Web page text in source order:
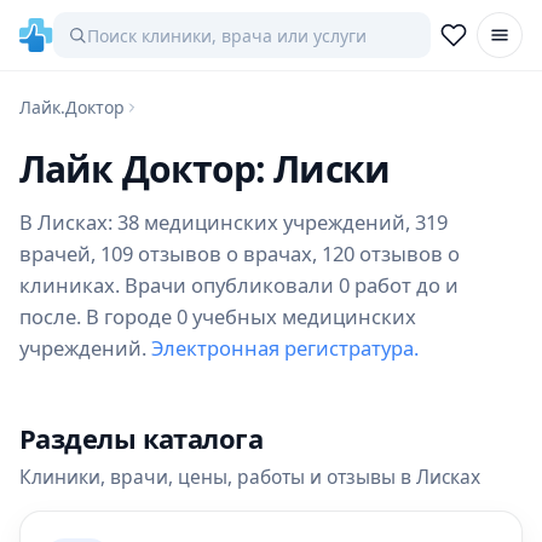
Лайк.Доктор
Лайк Доктор: Лиски
В Лисках: 38 медицинских учреждений, 319
врачей, 109 отзывов о врачах, 120 отзывов о
клиниках. Врачи опубликовали 0 работ до и
после. В городе 0 учебных медицинских
учреждений. Электронная регистратура.
Разделы каталога
Клиники, врачи, цены, работы и отзывы в Лисках